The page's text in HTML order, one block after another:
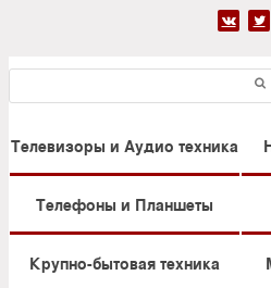
 
Телевизоры и Аудио техника
Телефоны и Планшеты
Крупно-бытовая техника